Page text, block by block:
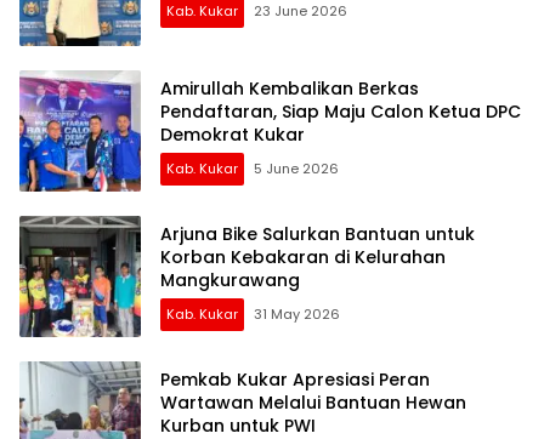
Kab. Kukar 23 June 2026
Amirullah Kembalikan Berkas
Pendaftaran, Siap Maju Calon Ketua DPC
Demokrat Kukar
Kab. Kukar 5 June 2026
Arjuna Bike Salurkan Bantuan untuk
Korban Kebakaran di Kelurahan
Mangkurawang
Kab. Kukar 31 May 2026
Pemkab Kukar Apresiasi Peran
Wartawan Melalui Bantuan Hewan
Kurban untuk PWI